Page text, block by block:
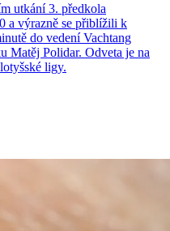
utkání 3. předkola
a výrazně se přiblížili k
do vedení Vachtang
Matěj Polidar. Odveta je na
ligy.